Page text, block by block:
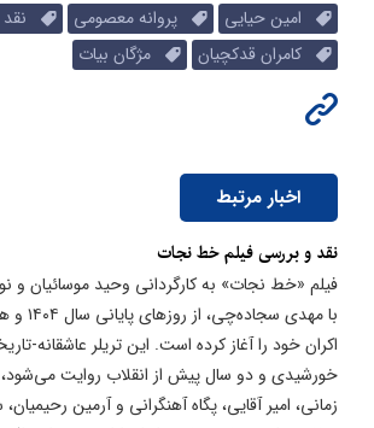
امین حیایی
پروانه معصومی
نقد
کامران قدکچیان
مژگان بیات
اخبار مرتبط
نقد و بررسی فیلم خط نجات
فیلم «خط نجات» به کارگردانی وحید موسائیان و
اکران خود را آغاز کرده است. این تریلر عاشقانه-
خورشیدی و دو سال پیش از انقلاب روایت
زمانی، امیر آقایی، پگاه آهنگرانی و آرمین